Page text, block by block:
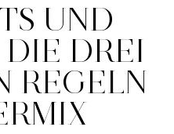
UND
DREI
REGELN